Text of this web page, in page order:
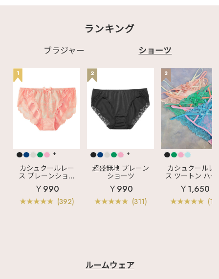
┈♡ ▽商品はこちら▽
ーツ ✧1101023 クロ
スコードレース Tバッ
商品】 ✧1101001 ク
ロスコードレース ノン
ワイヤー 超盛ブラ(R)
ブラジャー&ショーツ
♡┈┈┈┈┈┈┈┈┈
┈┈┈┈┈┈┈┈┈┈
┈♡ 最後までご覧い
ただきありがとうござ
います♪ 掲載商品は画
メ☑ この投稿の他に
も ・ランジェリー、ル
ームウェアの商品情報
・下着にまつわる最新
情報 などなど毎日更
新中🪄 ☞〖
@aimerfeel_official
ランキング
ブラジャー ショーツ
1
+
カシュクールレー
ス プレーンショー
ツ
￥990
(392)
2
+
超盛無地 プレーン
ショーツ
￥990
(311)
3
カシュクールレ
ス ツートン ハー
バックショーツ
￥1,650
(11)
ルームウェア